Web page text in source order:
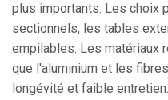
plus importants. Les choix
sectionnels, les tables
empilables. Les matériaux
que l'aluminium et les
longévité et faible entretien.